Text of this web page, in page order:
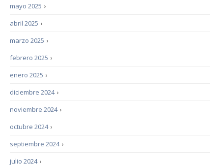
›
mayo 2025
›
abril 2025
›
marzo 2025
›
febrero 2025
›
enero 2025
›
diciembre 2024
›
noviembre 2024
›
octubre 2024
›
septiembre 2024
›
julio 2024